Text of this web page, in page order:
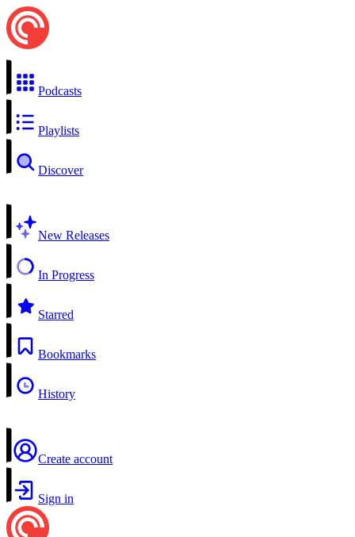
Podcasts
Playlists
Discover
New Releases
In Progress
Starred
Bookmarks
History
Create account
Sign in